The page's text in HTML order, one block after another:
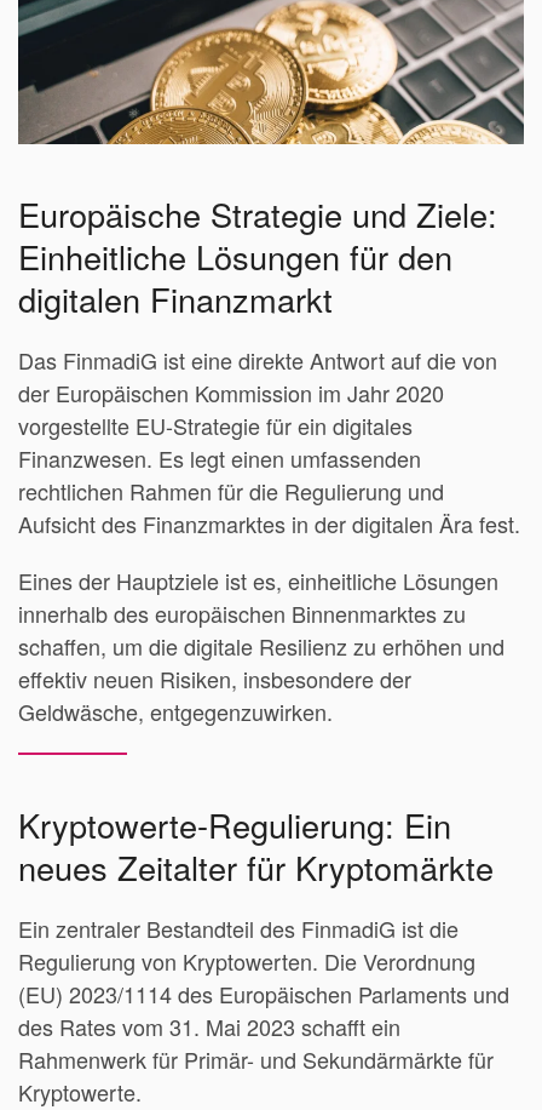
Europäische Strategie und Ziele:
Einheitliche Lösungen für den
digitalen Finanzmarkt
Das FinmadiG ist eine direkte Antwort auf die von
der Europäischen Kommission im Jahr 2020
vorgestellte EU-Strategie für ein digitales
Finanzwesen. Es legt einen umfassenden
rechtlichen Rahmen für die Regulierung und
Aufsicht des Finanzmarktes in der digitalen Ära fest.
Eines der Hauptziele ist es, einheitliche Lösungen
innerhalb des europäischen Binnenmarktes zu
schaffen, um die digitale Resilienz zu erhöhen und
effektiv neuen Risiken, insbesondere der
Geldwäsche, entgegenzuwirken.
Kryptowerte-Regulierung: Ein
neues Zeitalter für Kryptomärkte
Ein zentraler Bestandteil des FinmadiG ist die
Regulierung von Kryptowerten. Die Verordnung
(EU) 2023/1114 des Europäischen Parlaments und
des Rates vom 31. Mai 2023 schafft ein
Rahmenwerk für Primär- und Sekundärmärkte für
Kryptowerte.